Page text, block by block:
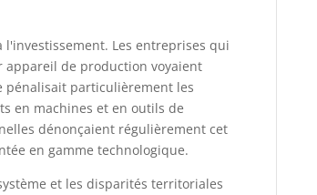
Les entreprises qui
de production voyaient
pénalisait particulièrement les
en machines et en outils de
dénonçaient régulièrement cet
en gamme technologique.
et les disparités territoriales